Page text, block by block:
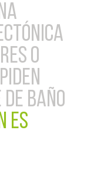
o
baño
es